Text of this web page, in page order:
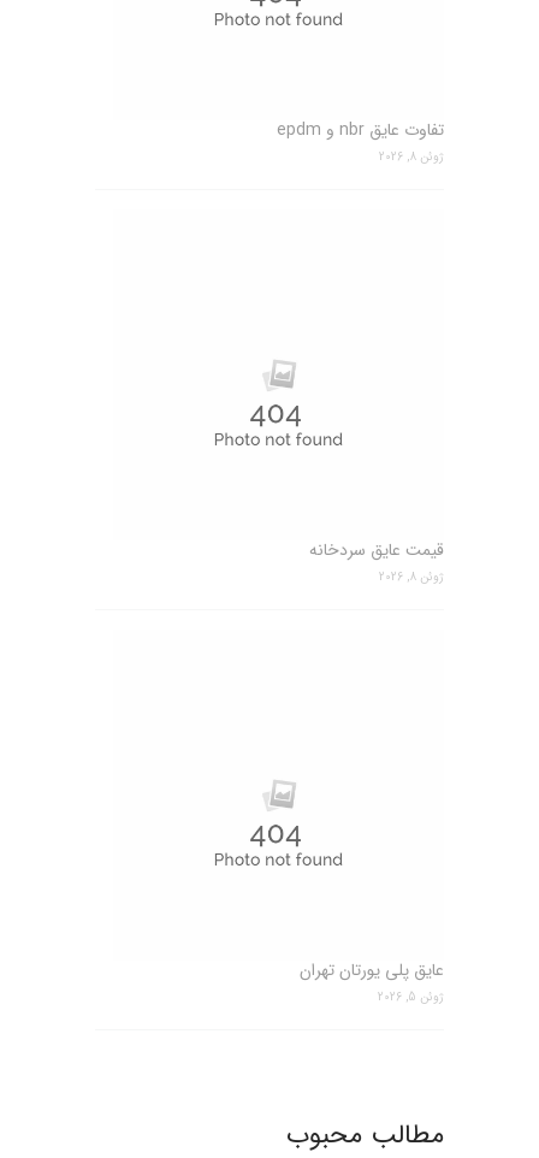
تفاوت عایق nbr و epdm
ژوئن 8, 2026
قیمت عایق سردخانه
ژوئن 8, 2026
عایق پلی یورتان تهران
ژوئن 5, 2026
مطالب محبوب